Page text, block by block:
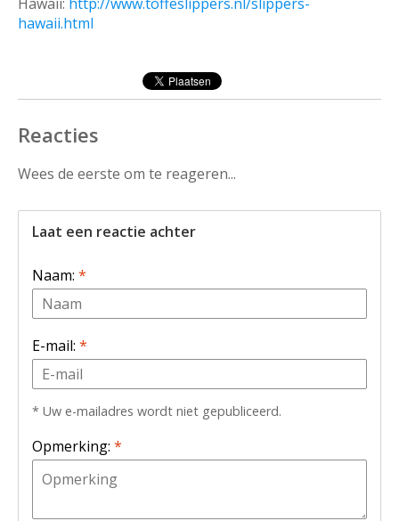
hawaii.html
Reacties
Wees de eerste om te reageren...
Laat een reactie achter
Naam: *
E-mail: *
* Uw e-mailadres wordt niet gepubliceerd.
Opmerking: *